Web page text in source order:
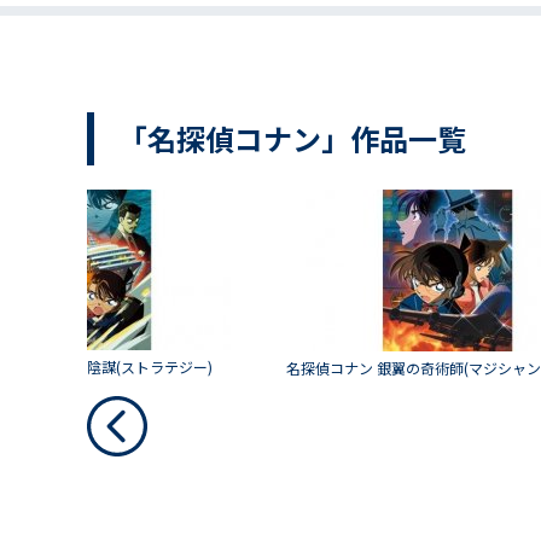
「名探偵コナン」作品一覧
水平線上の陰謀(ストラテジー) 名探偵コナン 銀翼の奇術師(マジシャ